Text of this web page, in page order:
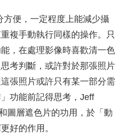
方便，一定程度上能減少攝
複手動執行同樣的操作。只
，在處理影像時喜歡清一色
考判斷，或許對於那張照片
張照片或許只有某一部分需
功能前記得思考，Jeff
圖層遮色片的功用，於「動
好的作用。